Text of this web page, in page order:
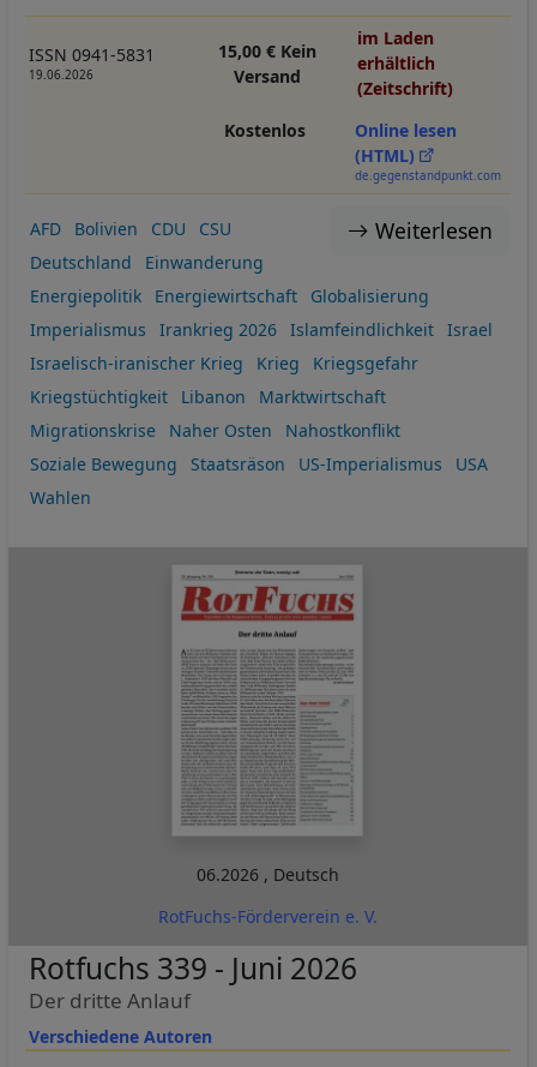
ISSN 0941-5831
19.06.2026
15,00 € Kein
Versand
im Laden
erhältlich
(Zeitschrift)
Kostenlos
Online lesen
(HTML)
de.gegenstandpunkt.com
Weiterlesen
AFD Bolivien CDU
CSU
Deutschland
Einwanderung
Energiepolitik
Energiewirtschaft
Globalisierung
Imperialismus
Irankrieg 2026 Islamfeindlichkeit
Israel
Israelisch-iranischer Krieg
Krieg
Kriegsgefahr
Kriegstüchtigkeit
Libanon
Marktwirtschaft
Migrationskrise
Naher Osten
Nahostkonflikt
Soziale Bewegung
Staatsräson US-Imperialismus
USA
Wahlen
06.2026 , Deutsch
RotFuchs-Förderverein e. V.
Verschiedene Autoren
Rotfuchs 339 - Juni 2026
Der dritte Anlauf